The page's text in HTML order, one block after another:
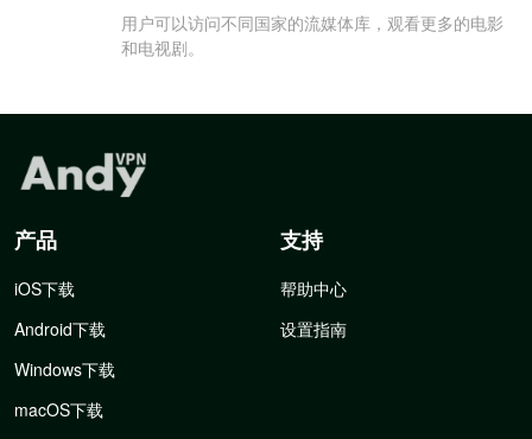
用户可以访问不同国家的流媒体库，观看更多的电影
和电视剧。
产品
iOS下载
Android下载
Windows下载
macOS下载
支持
帮助中心
设置指南